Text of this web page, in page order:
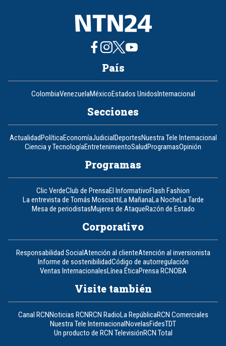
País
ColombiaVenezuelaMéxicoEstados UnidosInternacional
Secciones
ActualidadPolíticaEconomíaJudicialDeportesNuestra Tele Internacional
Ciencia y TecnologíaEntretenimientoSaludProgramasOpinión
Programas
Clic VerdeClub de PrensaEl InformativoFlash Fashion
La entrevista de Tomás MosciattiLa MañanaLa NocheLa Tarde
Mesa de periodistasMujeres de AtaqueRazón de Estado
Corporativo
Responsabilidad SocialAtención al clienteAtención al inversionista
Informe de sostenibilidadCódigo de autorregulación
Ventas InternacionalesLínea ÉticaPrensa RCNOBA
Visite también
Canal RCNNoticias RCNRCN RadioLa RepúblicaRCN Comerciales
Nuestra Tele InternacionalNovelasFidesTDT
Un producto de RCN TelevisiónRCN Total